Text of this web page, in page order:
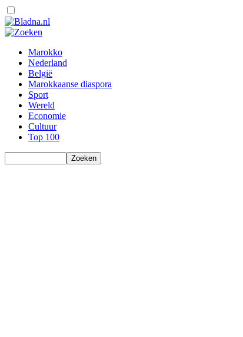
Marokko
Nederland
België
Marokkaanse diaspora
Sport
Wereld
Economie
Cultuur
Top 100